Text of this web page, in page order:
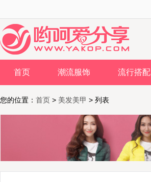
首页 潮流服饰 流行搭配
您的位置： 首页 > 美发美甲 > 列表